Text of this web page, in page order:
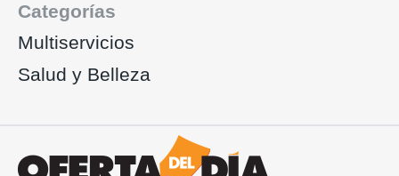
Categorías
Multiservicios
Salud y Belleza